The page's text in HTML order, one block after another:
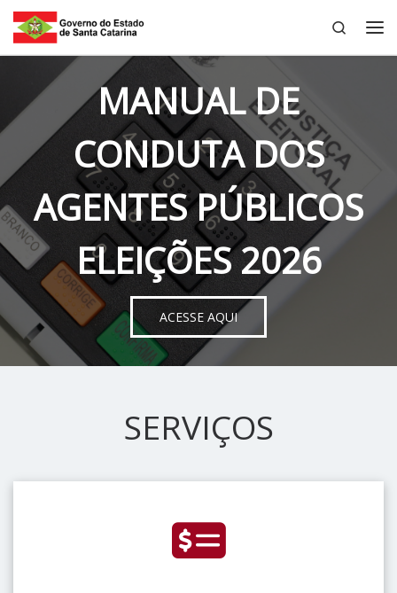
Skip to content
Search
MANUAL DE
CONDUTA DOS
AGENTES PÚBLICOS
ELEIÇÕES 2026
ACESSE AQUI
SERVIÇOS